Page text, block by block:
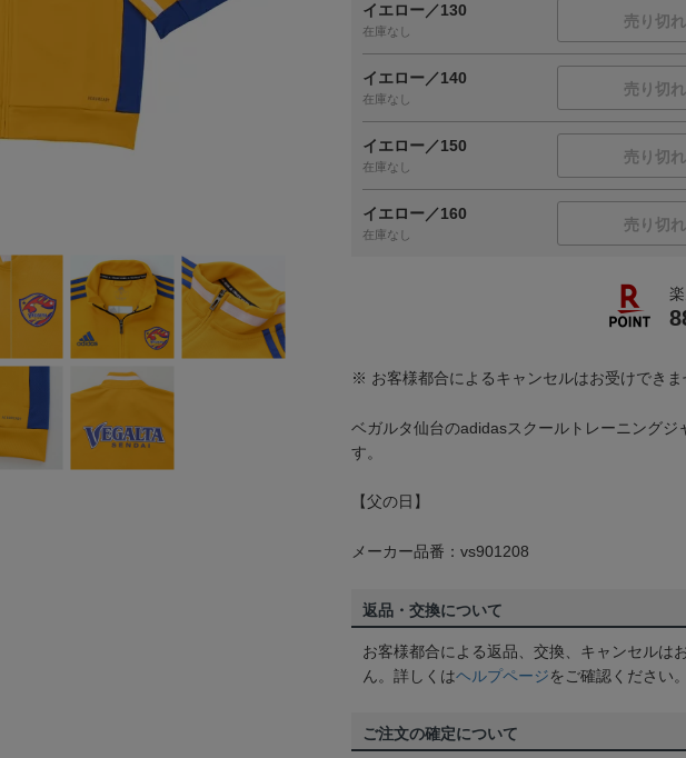
イエロー／130
在庫なし
売り切れ
イエロー／140
在庫なし
売り切れ
イエロー／150
在庫なし
売り切れ
イエロー／160
在庫なし
売り切れ
※ お客様都合によるキャンセルはお受けできま
ベガルタ仙台のadidasスクールトレーニングジ
す。
【父の日】
メーカー品番：vs901208
返品・交換について
お客様都合による返品、交換、キャンセルは
ん。詳しくはヘルプページをご確認ください。
ご注文の確定について